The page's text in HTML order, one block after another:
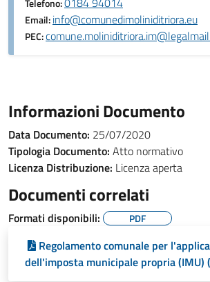
Telefono:
Email:info@comunedimoliniditriora.eu
PEC:
Informazioni Documento
Data Documento: 25/07/2020
Tipologia Documento: Atto normativo
Licenza Distribuzione: Licenza aperta
Documenti correlati
Formati disponibili: PDF
Regolamento comunale per
dell'imposta municipale propria (IMU)